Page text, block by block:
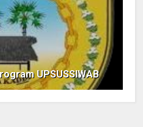
UPSUSSIWAB